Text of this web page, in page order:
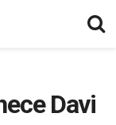
Davi